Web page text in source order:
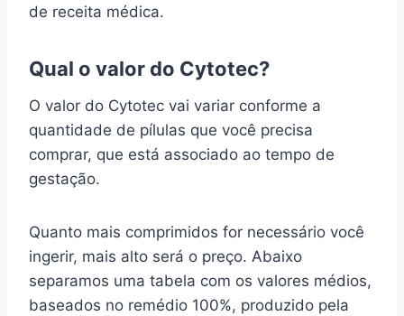
de receita médica.
Qual o valor do Cytotec?
O valor do Cytotec vai variar conforme a
quantidade de pílulas que você precisa
comprar, que está associado ao tempo de
gestação.
Quanto mais comprimidos for necessário você
ingerir, mais alto será o preço. Abaixo
separamos uma tabela com os valores médios,
baseados no remédio 100%, produzido pela